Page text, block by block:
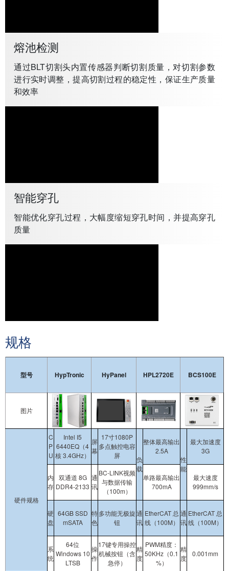
熔池检测
通过BLT切割头内置传感器判断切割质量，对切割参数
进行实时调整，提高切割过程的稳定性，保证生产质量
和效率
智能穿孔
智能优化穿孔过程，大幅度缩短穿孔时间，并提高穿孔
质量
规格
型号 HypTronic HyPanel HPL2720E BCS100E
图片
硬件规格
C
P
U
Intel I5
6440EQ（4
核 3.4GHz）
屏
幕
17寸1080P
多点触控电容
屏
负
载
整体最高输出
2.5A
性
能
最大加速度
3G
内
存
双通道 8G
DDR4-2133
通
讯
BC-LINK视频
与数据传输
（100m）
单路最高输出
700mA
最大速度
999mm/s
硬
盘
64GB SSD
mSATA
特
色
多功能无极旋
钮
通
讯
EtherCAT 总
线（100M）
通
讯
EtherCAT 总
线（100M）
系
统
64位
Windows 10
LTSB
操
作
17键专用操控
机械按钮（含
急停）
精
度
PWM精度：
50KHz（0.1
%）
精
度
0.001mm